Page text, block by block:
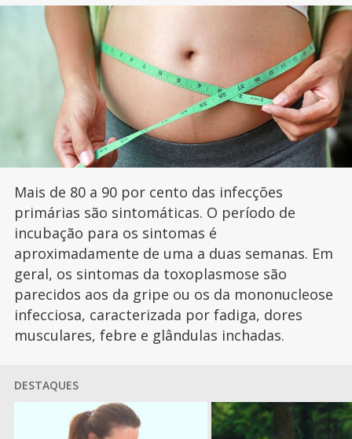
Mais de 80 a 90 por cento das infecções
primárias são sintomáticas. O período de
incubação para os sintomas é
aproximadamente de uma a duas semanas. Em
geral, os sintomas da toxoplasmose são
parecidos aos da gripe ou os da mononucleose
infecciosa, caracterizada por fadiga, dores
musculares, febre e glândulas inchadas.
DESTAQUES